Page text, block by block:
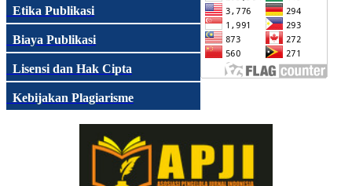
Etika Publikasi
Biaya Publikasi
Lisensi dan Hak Cipta
Kebijakan Plagiarisme